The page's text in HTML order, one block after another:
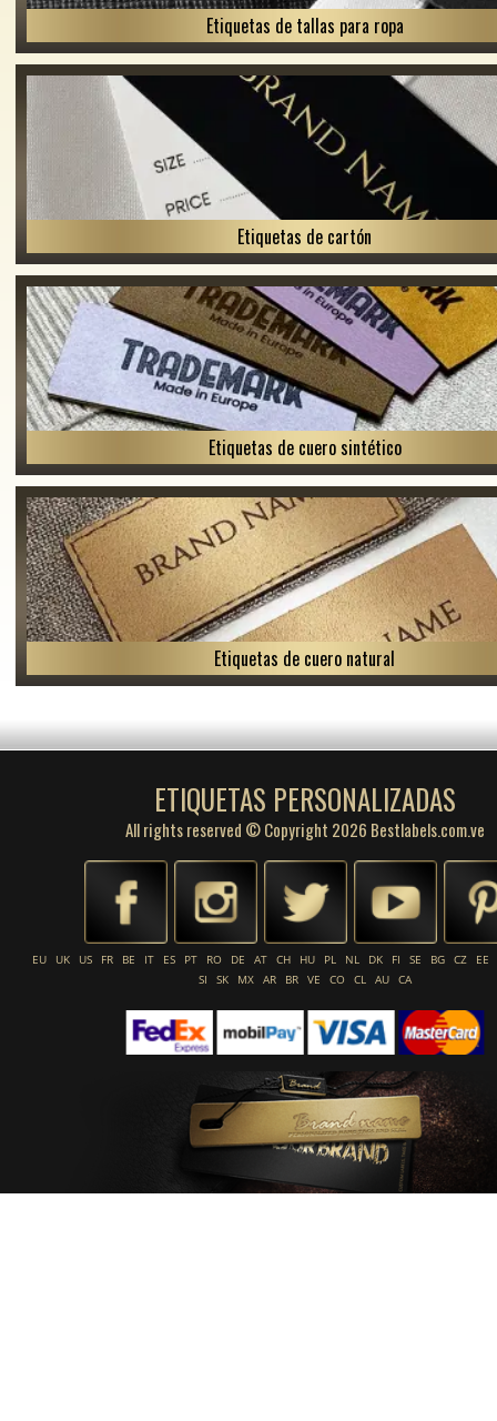
Etiquetas de tallas para ropa
Etiquetas de cartón
Etiquetas de cuero sintético
Etiquetas de cuero natural
ETIQUETAS PERSONALIZADAS
All rights reserved © Copyright 2026 Bestlabels.com.ve
EU UK US FR BE IT ES PT RO DE AT CH HU PL NL DK FI SE BG CZ
EE
SI
SK MX AR BR VE CO CL AU CA